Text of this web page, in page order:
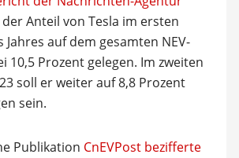
Anteil von Tesla im ersten
Jahres auf dem gesamten NEV-
10,5 Prozent gelegen. Im zweiten
soll er weiter auf 8,8 Prozent
sein.
Publikation CnEVPost bezifferte